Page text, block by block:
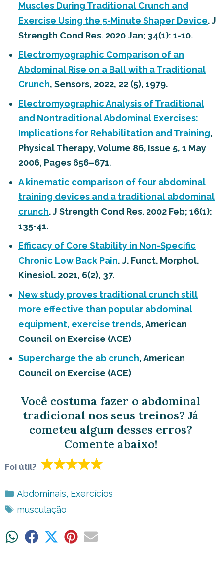
Muscles During Traditional Crunch and
Exercise Using the 5-Minute Shaper Device. J
Strength Cond Res. 2020 Jan; 34(1): 1-10.
Electromyographic Comparison of an
Abdominal Rise on a Ball with a Traditional
Crunch, Sensors, 2022, 22 (5), 1979.
Electromyographic Analysis of Traditional
and Nontraditional Abdominal Exercises:
Implications for Rehabilitation and Training,
Physical Therapy, Volume 86, Issue 5, 1 May
2006, Pages 656–671.
A kinematic comparison of four abdominal
training devices and a traditional abdominal
crunch. J Strength Cond Res. 2002 Feb; 16(1):
135-41.
Efficacy of Core Stability in Non-Specific
Chronic Low Back Pain, J. Funct. Morphol.
Kinesiol. 2021, 6(2), 37.
New study proves traditional crunch still
more effective than popular abdominal
equipment, exercise trends, American
Council on Exercise (ACE)
Supercharge the ab crunch, American
Council on Exercise (ACE)
Você costuma fazer o abdominal
tradicional nos seus treinos? Já
cometeu algum desses erros?
Comente abaixo!
Foi útil?
Categorias
Abdominais, Exercícios
Tags
musculação
ShareShare ShareShareShare